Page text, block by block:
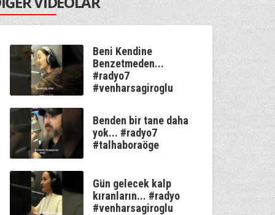
Beni Kendine
Benzetmeden...
#radyo7
#venharsagiroglu
Benden bir tane daha
yok... #radyo7
#talhaboraöge
Gün gelecek kalp
kıranların... #radyo
#venharsagiroglu